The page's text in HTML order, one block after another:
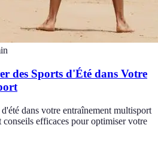
des Sports d'Été dans Votre
dans votre entraînement multisport
conseils efficaces pour optimiser votre